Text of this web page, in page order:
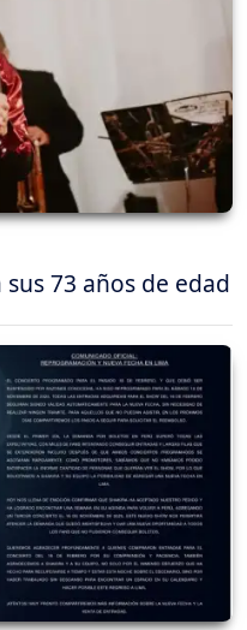
73 años de edad